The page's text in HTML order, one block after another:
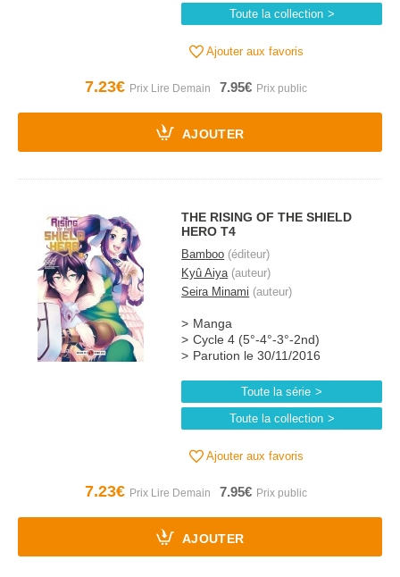
Toute la collection
Ajouter aux favoris
7.23€ 7.95€
AJOUTER
THE RISING OF THE SHIELD
HERO T4
Bamboo (éditeur)
Kyû Aiya(auteur)
Seira Minami (auteur)
Manga
Cycle 4 (5°-4°-3°-2nd)
Parution le 30/11/2016
Toute la série
Toute la collection
Ajouter aux favoris
7.23€ 7.95€
AJOUTER